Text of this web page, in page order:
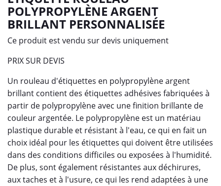
POLYPROPYLÈNE ARGENT
BRILLANT PERSONNALISÉE
Ce produit est vendu sur devis uniquement
PRIX SUR DEVIS
Un rouleau d'étiquettes en polypropylène argent
brillant contient des étiquettes adhésives fabriquées à
partir de polypropylène avec une finition brillante de
couleur argentée. Le polypropylène est un matériau
plastique durable et résistant à l'eau, ce qui en fait un
choix idéal pour les étiquettes qui doivent être utilisées
dans des conditions difficiles ou exposées à l'humidité.
De plus, sont également résistantes aux déchirures,
aux taches et à l'usure, ce qui les rend adaptées à une